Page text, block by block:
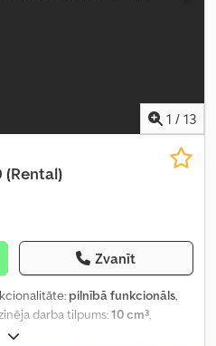
1 / 13
(Rental)
Zvanīt
pilnībā funkcionāls,
darba tilpums:10 cm³,